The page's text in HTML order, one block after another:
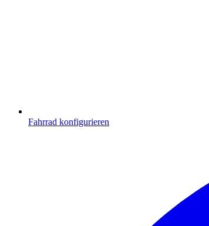
Fahrrad konfigurieren